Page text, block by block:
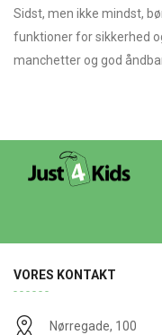
Sidst, men ikke mindst,
funktioner for sikkerhed
manchetter og god
VORES KONTAKT
Nørregade, 100